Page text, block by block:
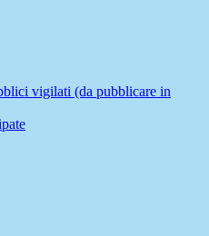
vigilati (da pubblicare in